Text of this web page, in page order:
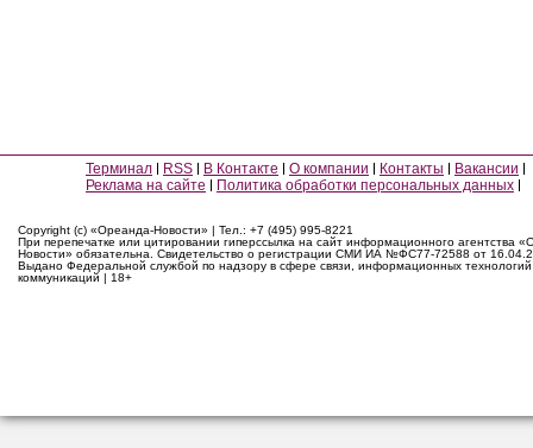
Терминал RSS В Контакте О компании Контакты
Вакансии
Реклама на сайте
Политика обработки персональных данных
Copyright (c) «Ореанда-Новости» | Тел.: +7 (495) 995-8221
При перепечатке или цитировании гиперссылка на сайт информационного агентства
Новости» обязательна. Свидетельство о регистрации СМИ ИА №ФС77-72588 от
Выдано Федеральной службой по надзору в сфере связи, информационных
коммуникаций | 18+